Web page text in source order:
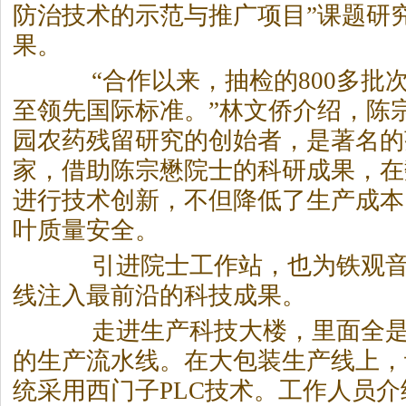
防治技术的示范与推广项目”课题研
果。
“合作以来，抽检的800多批
至领先国际标准。”林文侨介绍，陈
园农药残留研究的创始者，是著名的
家，借助陈宗懋院士的科研成果，
进行技术创新，不但降低了生产成
叶质量安全。
引进院士工作站，也为铁观音
线注入最前沿的科技成果。
走进生产科技大楼，里面全是
的生产流水线。在大包装生产线上
统采用西门子PLC技术。工作人员